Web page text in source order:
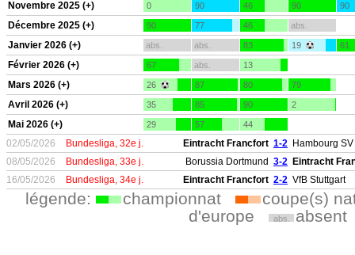
Novembre 2025 (+) 0 90 46 90 90
Décembre 2025 (+) 90 77 46 abs.
Janvier 2026 (+) abs. abs. 83 19 61
Février 2026 (+) 67 abs. 13
Mars 2026 (+) 26 87 80 79
Avril 2026 (+) 35 85 90 2
Mai 2026 (+) 29 57 44
02/05/2026 Bundesliga, 32e j. Eintracht Francfort 1-2 Hambourg SV
08/05/2026
Bundesliga, 33e j. Borussia Dortmund 3-2 Eintracht
16/05/2026
Bundesliga, 34e j. Eintracht Francfort 2-2 VfB Stuttgart
légende: championnat
coupe(s)
d'europe
abs. absent